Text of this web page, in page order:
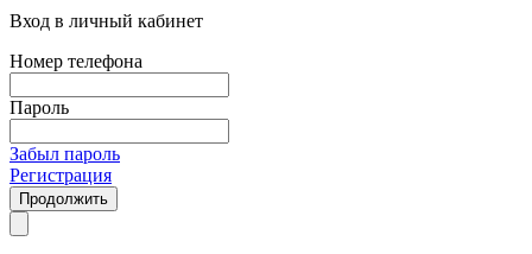
Вход в личный кабинет
Номер телефона
Пароль
Забыл пароль
Регистрация
Продолжить